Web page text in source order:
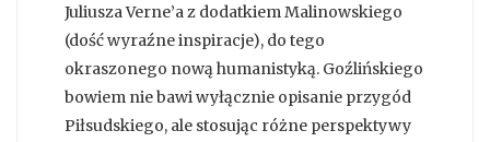
Juliusza Verne’a z dodatkiem Malinowskiego
(dość wyraźne inspiracje), do tego
okraszonego nową humanistyką. Goźlińskiego
bowiem nie bawi wyłącznie opisanie przygód
Piłsudskiego, ale stosując różne perspektywy